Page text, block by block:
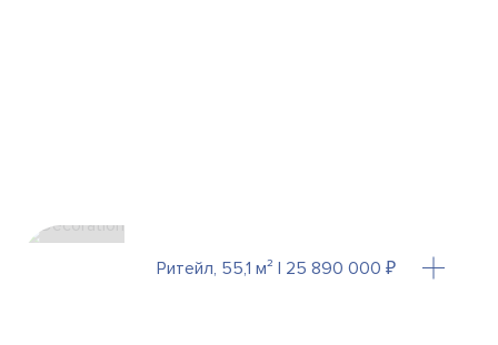
Ритейл, 55,1 м² | 25 890 000 ₽